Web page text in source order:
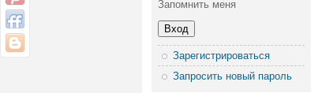
Запомнить меня
Зарегистрироваться
Запросить новый пароль